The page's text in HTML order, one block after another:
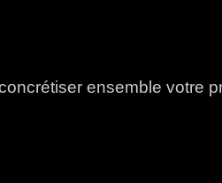
ensemble votre